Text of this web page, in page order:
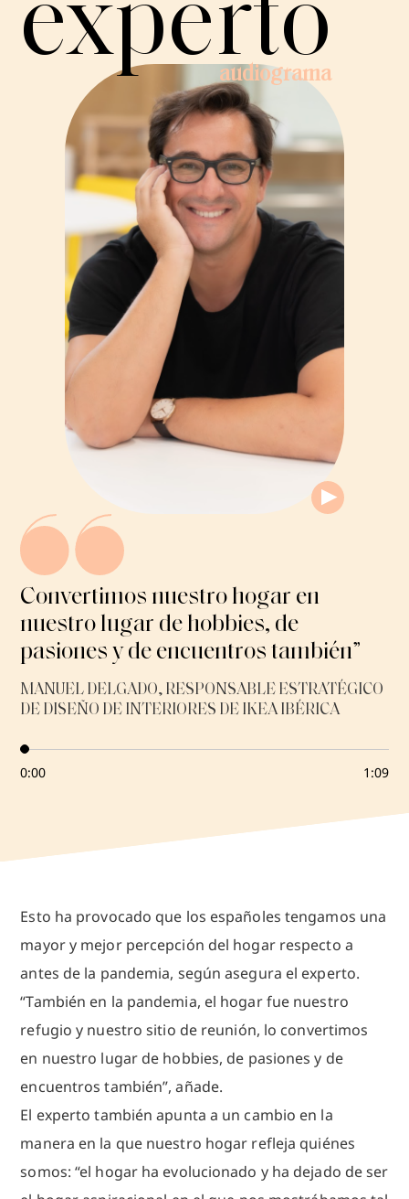
experto
R
i
r
/
P
a
s
Convertimos nuestro hogar en
nuestro lugar de hobbies, de
pasiones y de encuentros también”
MANUEL DELGADO, RESPONSABLE ESTRATÉGICO
DE DISEÑO DE INTERIORES DE IKEA IBÉRICA
0:00 1:09
Esto ha provocado que los españoles tengamos una
mayor y mejor percepción del hogar respecto a
antes de la pandemia, según asegura el experto.
“También en la pandemia, el hogar fue nuestro
refugio y nuestro sitio de reunión, lo convertimos
en nuestro lugar de hobbies, de pasiones y de
encuentros también”, añade.
El experto también apunta a un cambio en la
manera en la que nuestro hogar refleja quiénes
somos: “el hogar ha evolucionado y ha dejado de ser